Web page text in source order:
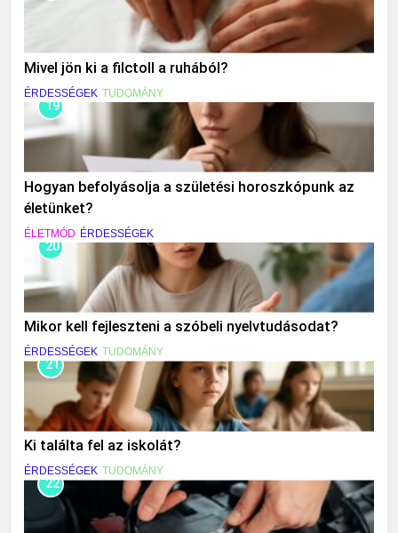
Mivel jön ki a filctoll a ruhából?
ÉRDESSÉGEK TUDOMÁNY
19
Hogyan befolyásolja a születési horoszkópunk az
életünket?
ÉLETMÓD ÉRDESSÉGEK
20
Mikor kell fejleszteni a szóbeli nyelvtudásodat?
ÉRDESSÉGEK TUDOMÁNY
21
Ki találta fel az iskolát?
ÉRDESSÉGEK TUDOMÁNY
22